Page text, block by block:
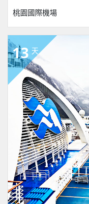
桃園國際機場
13 天